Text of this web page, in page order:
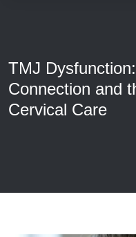
TMJ
Connection and
Cervical Care